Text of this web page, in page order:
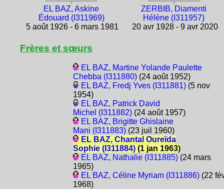
EL BAZ, Askine
Édouard (I311969)
5 août 1926 - 6 mars 1981
ZERBIB, Diamenti
Hélène (I311957)
20 avr 1928 - 9 avr 2020
Frères et sœurs
EL BAZ, Martine Yolande Paulette
Chebba (I311880)(24 août 1952)
EL BAZ, Fredj Yves (I311881)(5 nov
1954)
EL BAZ, Patrick David
Michel (I311882)(24 août 1957)
EL BAZ, Brigitte Ghislaine
Mani (I311883)(23 juil 1960)
EL BAZ, Chantal Oureïda
Sophie (I311884)(1 jan 1963)
EL BAZ, Nathalie (I311885)(24 mars
1965)
EL BAZ, Céline Myriam (I311886)(22
1968)